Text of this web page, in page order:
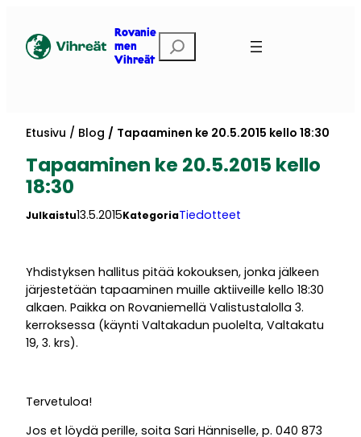
sisältöön
Rovanie
men
Vihreät
Etsi
Etusivu Blog Tapaaminen ke 20.5.2015 kello 18:30
Tapaaminen ke 20.5.2015 kello
18:30
Julkaistu13.5.2015KategoriaTiedotteet
Yhdistyksen hallitus pitää kokouksen, jonka jälkeen
järjestetään tapaaminen muille aktiiveille kello 18:30
alkaen. Paikka on Rovaniemellä Valistustalolla 3.
kerroksessa (käynti Valtakadun puolelta, Valtakatu
19, 3. krs).
Tervetuloa!
Jos et löydä perille, soita Sari Hänniselle, p. 040 873